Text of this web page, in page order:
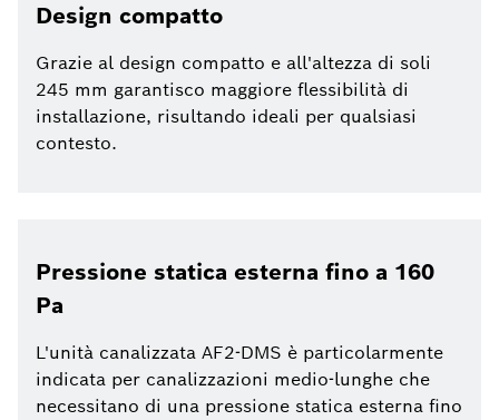
Design compatto
Grazie al design compatto e all'altezza di soli
245 mm garantisco maggiore flessibilità di
installazione, risultando ideali per qualsiasi
contesto.
Pressione statica esterna fino a 160
Pa
L'unità canalizzata AF2-DMS è particolarmente
indicata per canalizzazioni medio-lunghe che
necessitano di una pressione statica esterna fino